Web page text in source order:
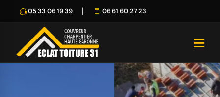
05 33 06 19 39 06 61 60 27 23